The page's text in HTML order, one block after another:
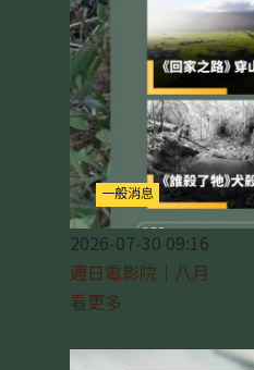
一般消息
2026-07-30 09:16
週日電影院｜八月
看更多